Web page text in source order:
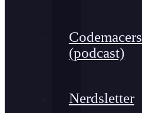
Codemacers
(podcast)
Nerdsletter